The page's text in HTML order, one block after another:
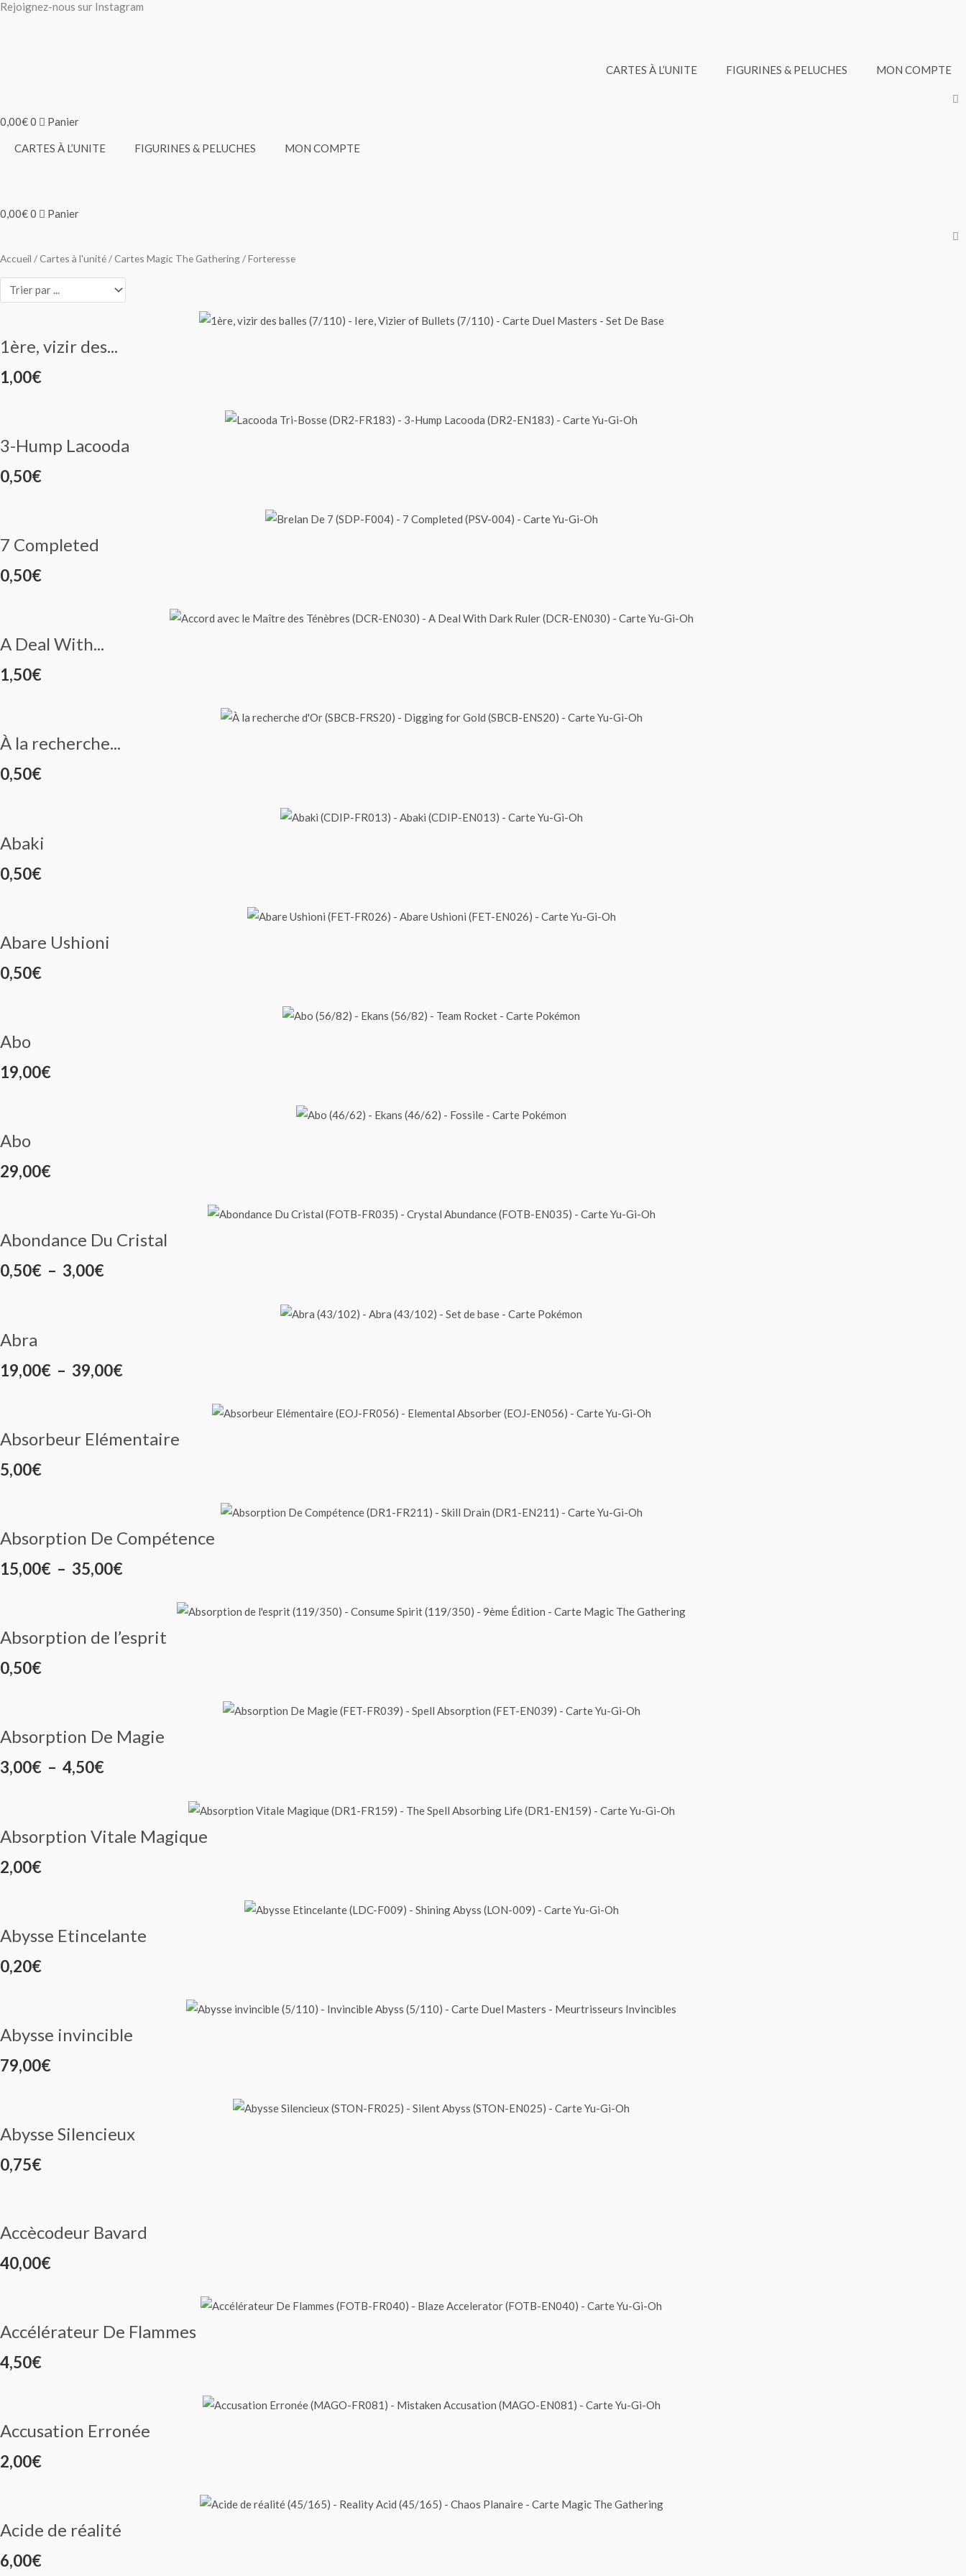
Aller
Rejoignez-nous sur Instagram
CARTES À L’UNITE FIGURINES & PELUCHES MON COMPTE
0,00€0 Panier
CARTES À L’UNITE FIGURINES & PELUCHES MON COMPTE
0,00€0 Panier
Accueil /Cartes à l'unité/Cartes Magic The Gathering/ Forteresse
1ère, vizir des...
1,00€
3-Hump Lacooda
0,50€
7 Completed
0,50€
A Deal With...
1,50€
À la recherche...
0,50€
Abaki
0,50€
Abare Ushioni
0,50€
Abo
19,00€
Abo
29,00€
Abondance Du Cristal
0,50€ – 3,00€Plage
Abra
19,00€ – 39,00€Plage
Absorbeur Elémentaire
5,00€
Absorption De Compétence
15,00€ – 35,00€Plage
prix :
Absorption de l’esprit
0,50€
Absorption De Magie
3,00€ – 4,50€Plage
prix :
Absorption Vitale Magique
2,00€
Abysse Etincelante
0,20€
Abysse invincible
79,00€
Abysse Silencieux
0,75€
Accècodeur Bavard
40,00€
Accélérateur De Flammes
4,50€
Accusation Erronée
2,00€
Acide de réalité
6,00€